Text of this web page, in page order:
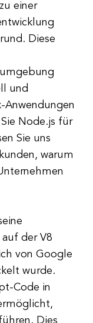
einer
Diese
und
Anwendungen
Node.js für
Sie uns
warum
der V8
von Google
wurde.
Code in
Dies